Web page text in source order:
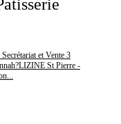
et Vente 3
St Pierre -